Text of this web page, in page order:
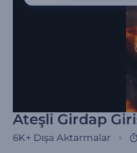
Ateşli Girdap
6K+ Dışa Aktarmalar